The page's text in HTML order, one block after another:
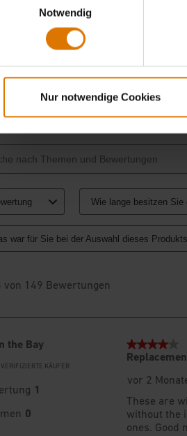
Notwendig
Nur notwendige Cookies